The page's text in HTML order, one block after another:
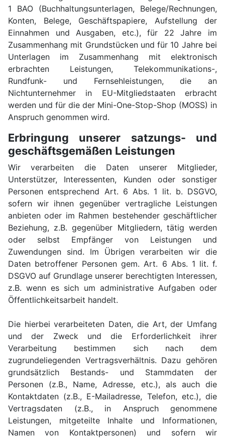
1 BAO (Buchhaltungsunterlagen, Belege/Rechnungen,
Konten, Belege, Geschäftspapiere, Aufstellung der
Einnahmen und Ausgaben, etc.), für 22 Jahre im
Zusammenhang mit Grundstücken und für 10 Jahre bei
Unterlagen im Zusammenhang mit elektronisch
erbrachten Leistungen, Telekommunikations-,
Rundfunk- und Fernsehleistungen, die an
Nichtunternehmer in EU-Mitgliedstaaten erbracht
werden und für die der Mini-One-Stop-Shop (MOSS) in
Anspruch genommen wird.
Erbringung unserer satzungs- und
geschäftsgemäßen Leistungen
Wir verarbeiten die Daten unserer Mitglieder,
Unterstützer, Interessenten, Kunden oder sonstiger
Personen entsprechend Art. 6 Abs. 1 lit. b. DSGVO,
sofern wir ihnen gegenüber vertragliche Leistungen
anbieten oder im Rahmen bestehender geschäftlicher
Beziehung, z.B. gegenüber Mitgliedern, tätig werden
oder selbst Empfänger von Leistungen und
Zuwendungen sind. Im Übrigen verarbeiten wir die
Daten betroffener Personen gem. Art. 6 Abs. 1 lit. f.
DSGVO auf Grundlage unserer berechtigten Interessen,
z.B. wenn es sich um administrative Aufgaben oder
Öffentlichkeitsarbeit handelt.
Die hierbei verarbeiteten Daten, die Art, der Umfang
und der Zweck und die Erforderlichkeit ihrer
Verarbeitung bestimmen sich nach dem
zugrundeliegenden Vertragsverhältnis. Dazu gehören
grundsätzlich Bestands- und Stammdaten der
Personen (z.B., Name, Adresse, etc.), als auch die
Kontaktdaten (z.B., E-Mailadresse, Telefon, etc.), die
Vertragsdaten (z.B., in Anspruch genommene
Leistungen, mitgeteilte Inhalte und Informationen,
Namen von Kontaktpersonen) und sofern wir